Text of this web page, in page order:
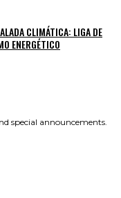
CLIMÁTICA: LIGA DE
ENERGÉTICO
special announcements.